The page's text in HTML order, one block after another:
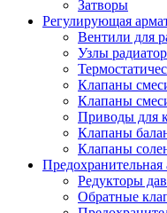
Затворы
Регулирующая
Вентили для
Узлы
Клапаны
Клапаны
Приводы для
Клапаны
Клапаны
Предохранительная
Редукторы
Обратные